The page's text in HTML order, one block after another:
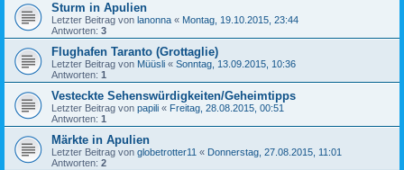
Sturm in Apulien
Letzter Beitrag von lanonna « Montag, 19.10.2015, 23:44
Antworten: 3
Flughafen Taranto (Grottaglie)
Letzter Beitrag von Müüsli « Sonntag, 13.09.2015, 10:36
Antworten: 1
Vesteckte Sehenswürdigkeiten/Geheimtipps
Letzter Beitrag von papili « Freitag, 28.08.2015, 00:51
Antworten: 1
Märkte in Apulien
Letzter Beitrag von globetrotter11 « Donnerstag, 27.08.2015, 11:01
Antworten: 2